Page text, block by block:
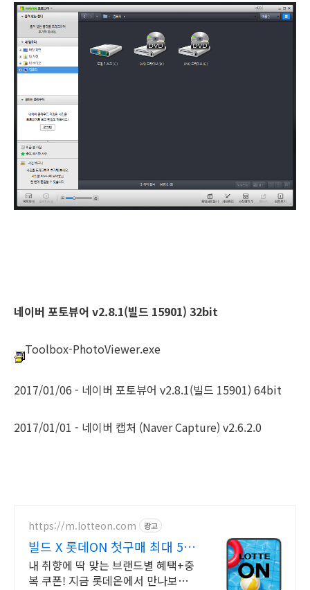
네이버 포토뷰어 v2.8.1(빌드 15901) 32bit
Toolbox-PhotoViewer.exe
2017/01/06 - 네이버 포토뷰어 v2.8.1(빌드 15901) 64bit
2017/01/01 - 네이버 캡처 (Naver Capture) v2.6.2.0
https://m.lotteon.com 광고
빌드 X 롯데ON 첫구매 최대 5천
원 혜택!
내 취향에 딱 맞는 브랜드별 혜택+중
복 쿠폰! 지금 롯데온에서 만나보세